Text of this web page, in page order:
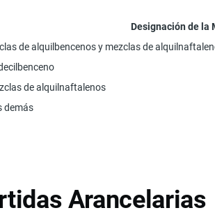
Designación de la
de alquilbencenos y mezclas de
de alquilnaftalenos
demás
Arancelarias